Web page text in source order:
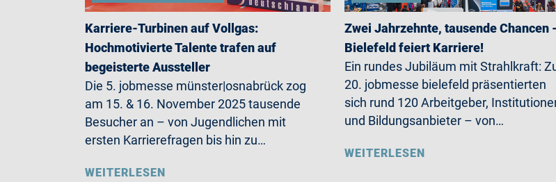
Karriere-Turbinen auf Vollgas:
Hochmotivierte Talente trafen auf
begeisterte Aussteller
Die 5. jobmesse münster|osnabrück zog
am 15. & 16. November 2025 tausende
Besucher an – von Jugendlichen mit
ersten Karrierefragen bis hin zu…
WEITERLESEN
Zwei Jahrzehnte, tausende Chancen
Bielefeld feiert Karriere!
Ein rundes Jubiläum mit Strahlkraft:
20. jobmesse bielefeld präsentierten
sich rund 120 Arbeitgeber,
und Bildungsanbieter – von…
WEITERLESEN